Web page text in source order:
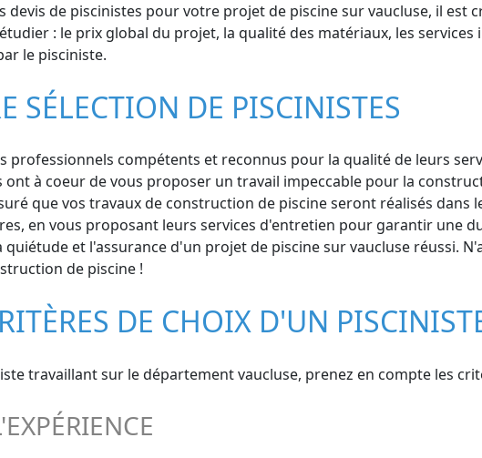
devis de piscinistes pour votre projet de piscine sur vaucluse, il est
: le prix global du projet, la qualité des matériaux, les
le pisciniste.
SÉLECTION DE PISCINISTES
professionnels compétents et reconnus pour la qualité de leurs
à coeur de vous proposer un travail impeccable pour la
que vos travaux de construction de piscine seront réalisés dans
en vous proposant leurs services d'entretien pour garantir une
et l'assurance d'un projet de piscine sur vaucluse réussi.
de piscine !
DE CHOIX D'UN
travaillant sur le département vaucluse, prenez en compte les